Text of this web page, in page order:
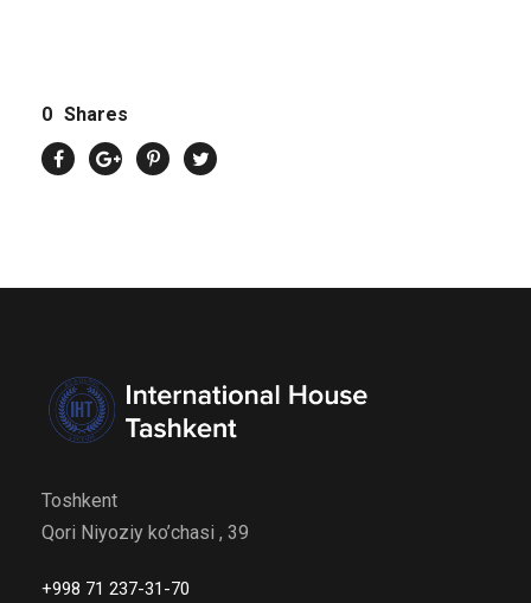
0 Shares
Toshkent
Qori Niyoziy ko’chasi , 39
+998 71 237-31-70